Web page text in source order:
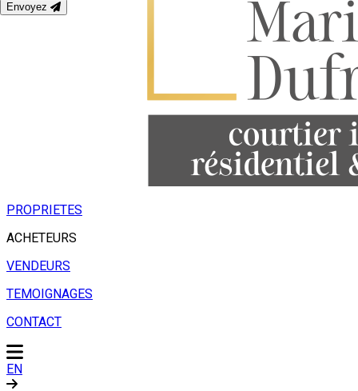
PROPRIETES
ACHETEURS
VENDEURS
TEMOIGNAGES
CONTACT
EN
Envoyez